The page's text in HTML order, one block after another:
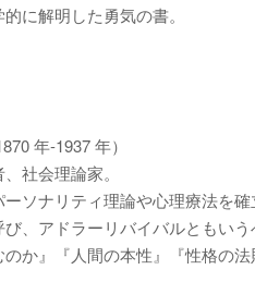
に解明した勇気の書。
年-1937 年）
社会理論家。
ソナリティ理論や心理療法を
、アドラーリバイバルともいう
か』『人間の本性』『性格の